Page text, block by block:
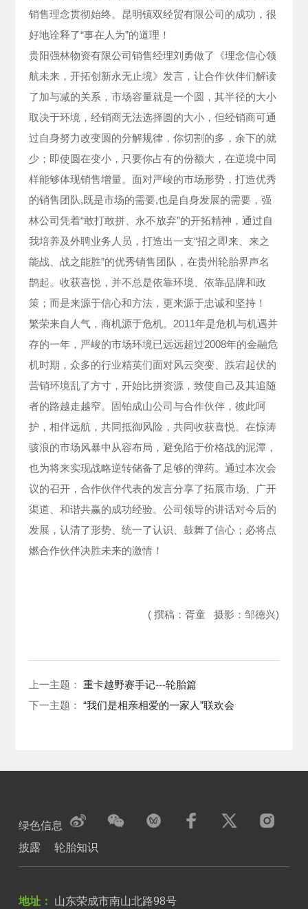
销售理念贯彻始终。昆明镇双经贸有限公司的成功，很
好地诠释了“事在人为”的道理！
贵阳强林物资有限公司销售经理刘勇做了《理念信心领
航未来，开拓创新永无止境》发言，让合作伙伴们解读
了加与减的关系，市场容量就是一个圆，其半径的大小
取决于环境，经销商无法选择圆的大小，但经销商可通
过自身努力改变圆的分解规律，你切割的多，余下的就
少；即使圆在变小，只要你占有的份额大，在逆境中同
样能够体现销售增量。面对严峻的市场形势，打造优秀
的销售团队,既是市场的需要,也是自身发展的需要，强
林公司凭着“敢打敢拼、永不放弃”的开拓精神，通过自
我培养及外聘业务人员，打造出一支“招之即来、来之
能战、战之能胜”的优秀销售团队，在贵州轮胎界声名
鹊起。收获喜悦，并不总是依靠环境、依靠品牌和政
策；而是来源于信心和方法，更来源于忠诚和坚持！
繁荣来自人气，商机源于危机。2011年是危机与机遇并
存的一年，严峻的市场环境已远远超过2008年的金融危
机时期，众多的行业精英们面对风云突变、跌宕起伏的
营销环境乱了方寸，开始比拼资源，致使自己及其追随
者的路越走越窄。固铂成山公司与合作伙伴，彼此呵
护，相伴远航，共同抵御风险，共同收获喜悦。在惊涛
骇浪的市场风暴中从容布局，避免陷于价格战的泥潭，
也为将来实现战略逆转储备了足够的弹药。通过本次会
议的召开，合作伙伴代表的发言分享了拓展市场、广开
渠道、和谐共赢的成功经验。公司领导的讲话对今后的
发展，认清了形势、统一了认识、鼓舞了信心；必将点
燃合作伙伴决胜未来的激情！
( 撰稿：胥童 摄影：邹德兴)
上一主题：重卡越野赛手记---轮胎篇
下一主题：“我们是相亲相爱的一家人”联欢会
绿色信息
披露
轮胎知识
地址： 山东荣成市南山北路98号